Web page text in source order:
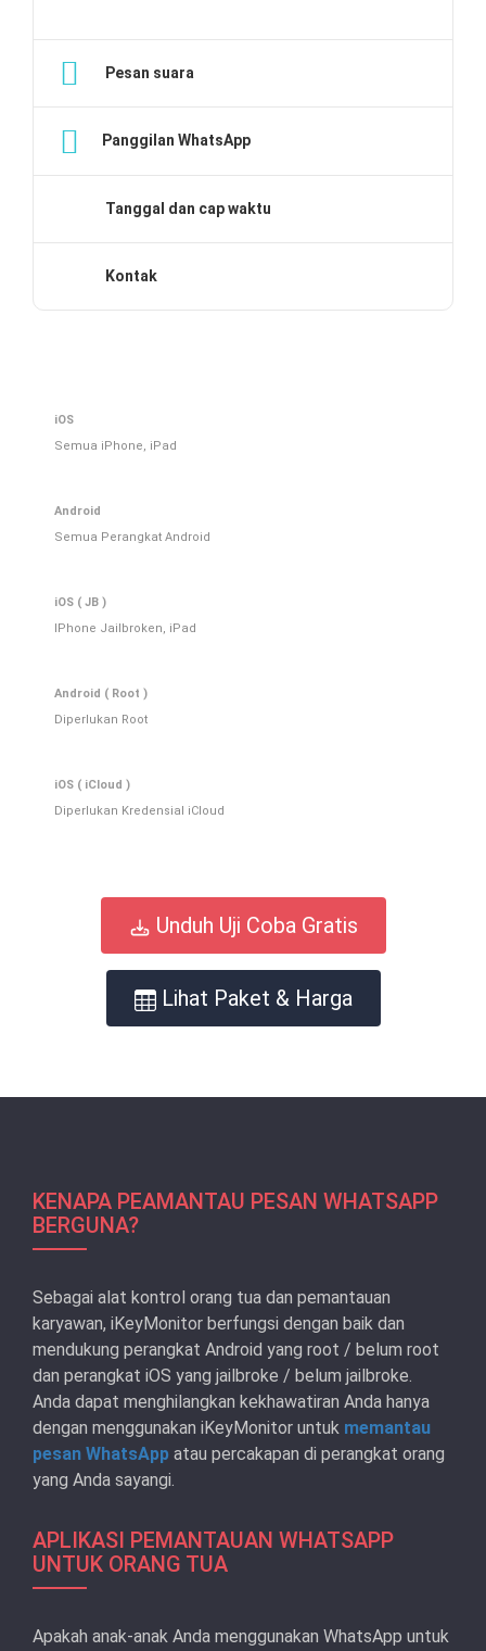
Pesan suara
Panggilan WhatsApp
Tanggal dan cap waktu
Kontak
iOS
Semua iPhone, iPad
Android
Semua Perangkat Android
iOS ( JB )
IPhone Jailbroken, iPad
Android ( Root )
Diperlukan Root
iOS ( iCloud )
Diperlukan Kredensial iCloud
Unduh Uji Coba Gratis
Lihat Paket & Harga
KENAPA PEAMANTAU PESAN WHATSAPP
BERGUNA?
Sebagai alat kontrol orang tua dan pemantauan
karyawan, iKeyMonitor berfungsi dengan baik dan
mendukung perangkat Android yang root / belum root
dan perangkat iOS yang jailbroke / belum jailbroke.
Anda dapat menghilangkan kekhawatiran Anda hanya
dengan menggunakan iKeyMonitor untuk memantau
pesan WhatsApp atau percakapan di perangkat orang
yang Anda sayangi.
APLIKASI PEMANTAUAN WHATSAPP
UNTUK ORANG TUA
Apakah anak-anak Anda menggunakan WhatsApp untuk